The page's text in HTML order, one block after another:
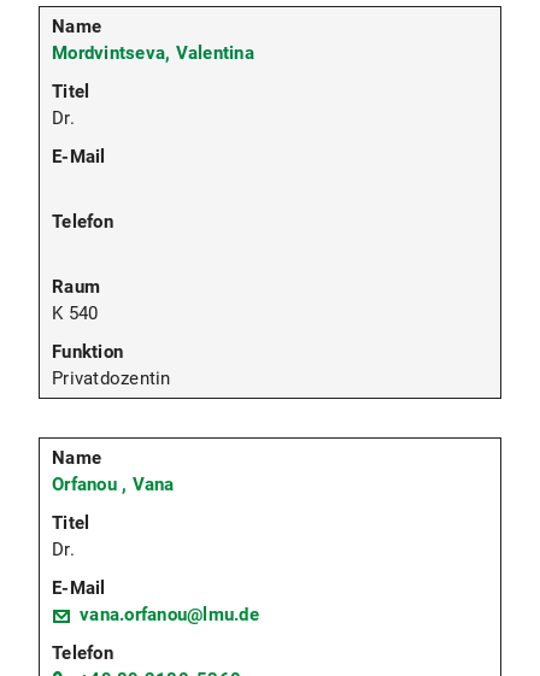
Mordvintseva, Valentina
Dr.
K 540
Privatdozentin
Orfanou , Vana
Dr.
vana.orfanou@lmu.de